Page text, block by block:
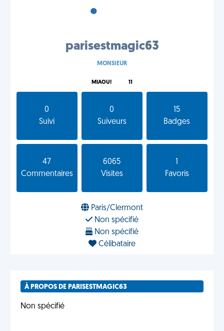
•
parisestmagic63
MONSIEUR
MIAOU! 11
0
Suivi
0
Suiveurs
15
Badges
47
Commentaires
6065
Visites
Favoris
Paris/Clermont
Non spécifié
Non spécifié
Célibataire
À PROPOS DE PARISESTMAGIC63
Non spécifié